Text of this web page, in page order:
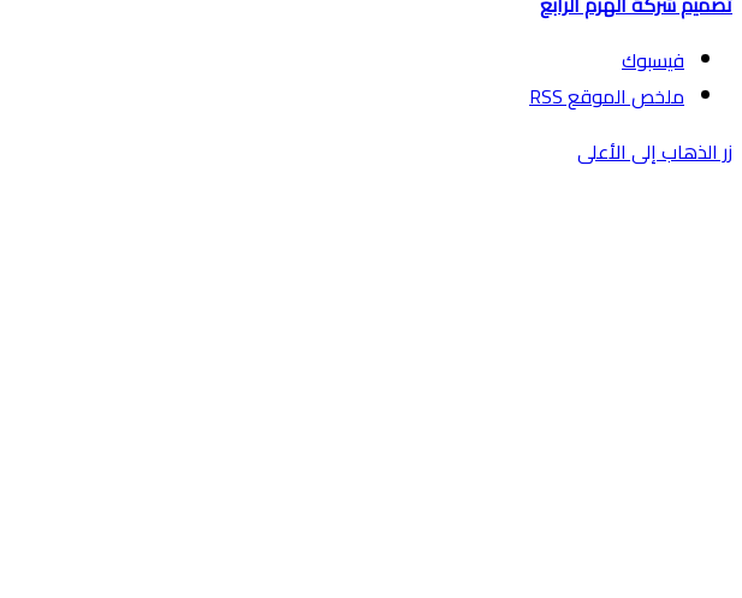
فيسبوك
ملخص الموقع RSS
زر الذهاب إلى الأعلى